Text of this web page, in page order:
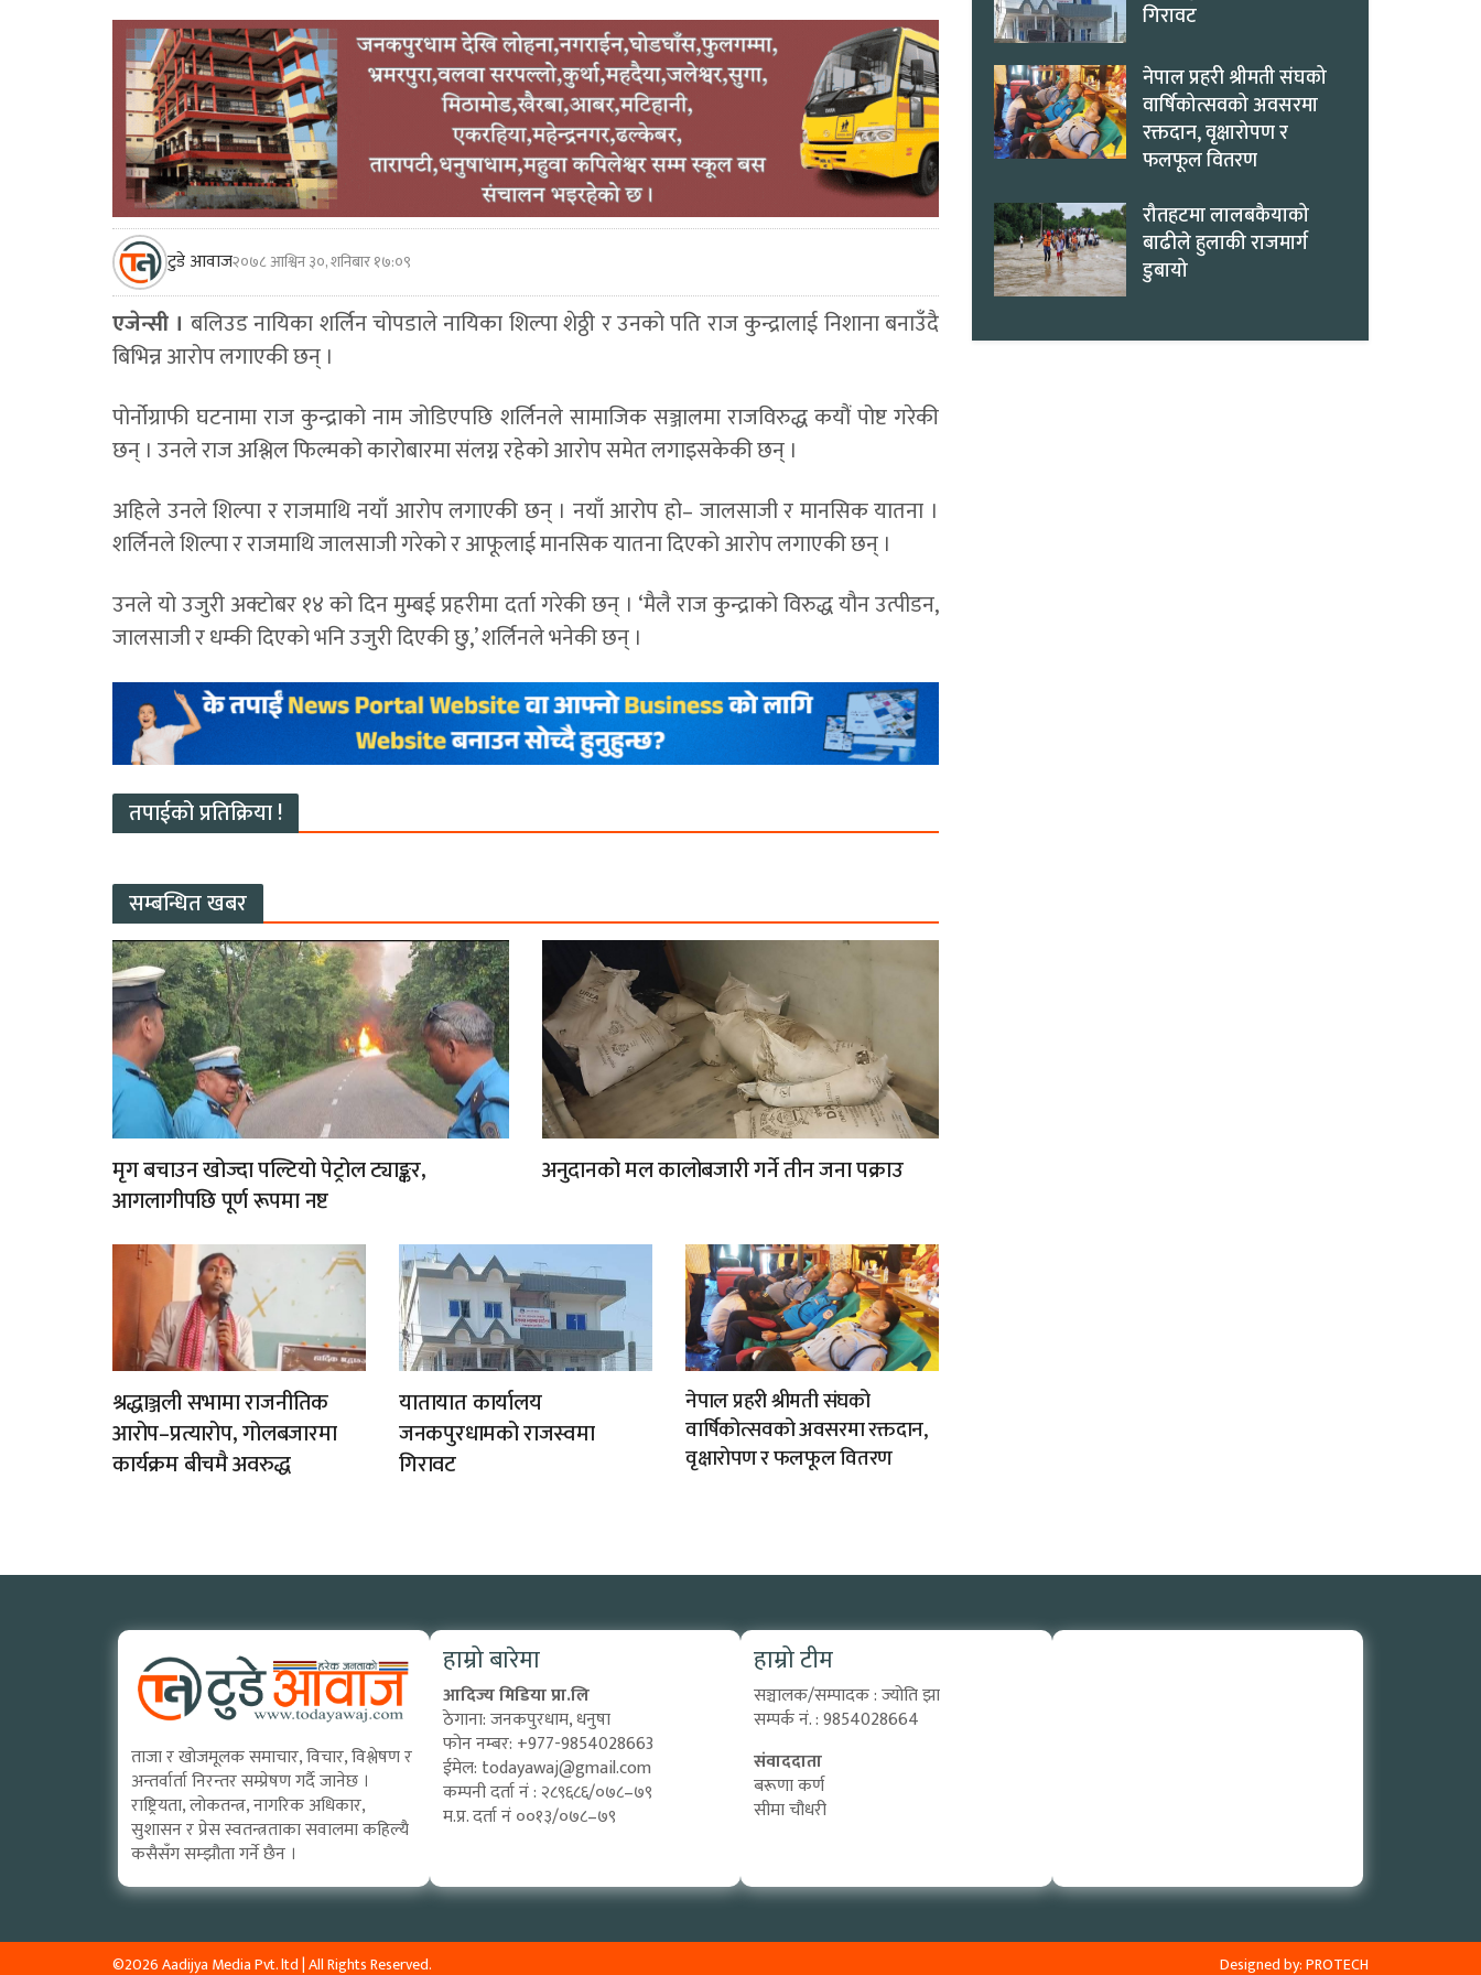
टुडे आवाज२०७८ आश्विन ३०, शनिबार १७:०९
एजेन्सी । बलिउड नायिका शर्लिन चोपडाले नायिका शिल्पा शेठ्ठी र उनको पति राज कुन्द्रालाई निशाना बनाउँदै
बिभिन्न आरोप लगाएकी छन् ।
पोर्नोग्राफी घटनामा राज कुन्द्राको नाम जोडिएपछि शर्लिनले सामाजिक सञ्जालमा राजविरुद्ध कयौं पोष्ट गरेकी
छन् । उनले राज अश्लिल फिल्मको कारोबारमा संलग्न रहेको आरोप समेत लगाइसकेकी छन् ।
अहिले उनले शिल्पा र राजमाथि नयाँ आरोप लगाएकी छन् । नयाँ आरोप हो– जालसाजी र मानसिक यातना ।
शर्लिनले शिल्पा र राजमाथि जालसाजी गरेको र आफूलाई मानसिक यातना दिएको आरोप लगाएकी छन् ।
उनले यो उजुरी अक्टोबर १४ को दिन मुम्बई प्रहरीमा दर्ता गरेकी छन् । ‘मैलै राज कुन्द्राको विरुद्ध यौन उत्पीडन,
जालसाजी र धम्की दिएको भनि उजुरी दिएकी छु,’ शर्लिनले भनेकी छन् ।
तपाईको प्रतिक्रिया !
सम्बन्धित खबर
मृग बचाउन खोज्दा पल्टियो पेट्रोल ट्याङ्कर,
आगलागीपछि पूर्ण रूपमा नष्ट
अनुदानको मल कालोबजारी गर्ने तीन जना पक्राउ
श्रद्धाञ्जली सभामा राजनीतिक
आरोप–प्रत्यारोप, गोलबजारमा
कार्यक्रम बीचमै अवरुद्ध
यातायात कार्यालय
जनकपुरधामको राजस्वमा
गिरावट
नेपाल प्रहरी श्रीमती संघको
वार्षिकोत्सवको अवसरमा रक्तदान,
वृक्षारोपण र फलफूल वितरण
गिरावट
नेपाल प्रहरी श्रीमती संघको
वार्षिकोत्सवको अवसरमा
रक्तदान, वृक्षारोपण र
फलफूल वितरण
रौतहटमा लालबकैयाको
बाढीले हुलाकी राजमार्ग
डुबायो
ताजा र खोजमूलक समाचार, विचार, विश्लेषण र
अन्तर्वार्ता निरन्तर सम्प्रेषण गर्दै जानेछ ।
राष्ट्रियता, लोकतन्त्र, नागरिक अधिकार,
सुशासन र प्रेस स्वतन्त्रताका सवालमा कहिल्यै
कसैसँग सम्झौता गर्ने छैन ।
हाम्रो बारेमा
आदिज्य मिडिया प्रा.लि
ठेगाना: जनकपुरधाम, धनुषा
फोन नम्बर: +977-9854028663
ईमेल: todayawaj@gmail.com
कम्पनी दर्ता नं : २८९६८६/०७८–७९
म.प्र. दर्ता नं ००१३/०७८–७९
हाम्रो टीम
सञ्चालक/सम्पादक : ज्योति झा
सम्पर्क नं. : 9854028664
संवाददाता
बरूणा कर्ण
सीमा चौधरी
Designed by:PROTECH
©2026 Aadijya Media Pvt. ltd | All Rights Reserved.